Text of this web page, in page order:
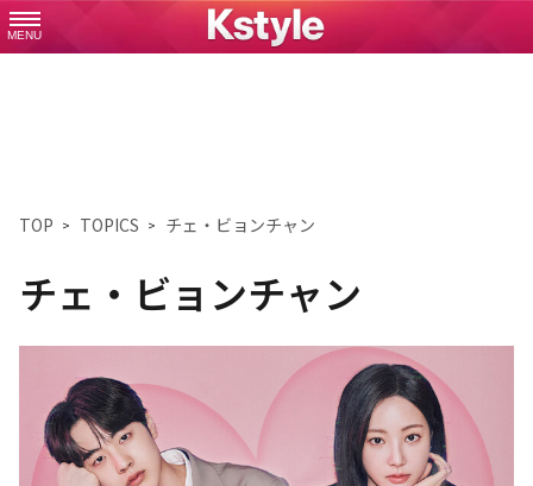
MENU
TOP TOPICS チェ・ビョンチャン
チェ・ビョンチャン